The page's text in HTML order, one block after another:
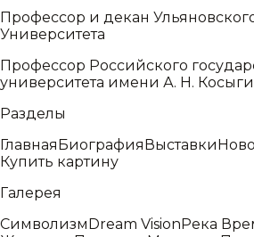
Профессор и декан
Университета
Профессор Российского
университета имени А. Н.
Разделы
Главная Биография Выставки
Купить картину
Галерея
Символизм Dream Vision Река